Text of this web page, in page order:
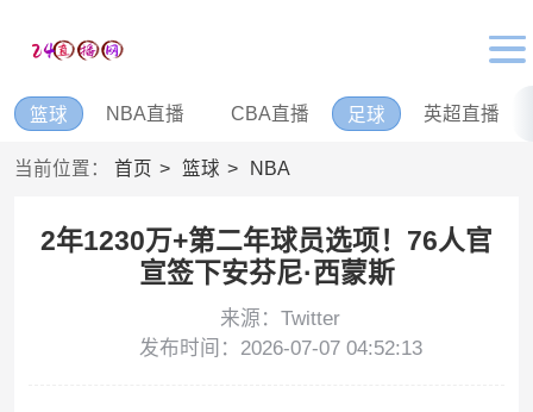
篮球 NBA直播 CBA直播 足球 英超直播
当前位置： 首页 篮球 NBA
2年1230万+第二年球员选项！76人官
宣签下安芬尼·西蒙斯
来源：Twitter
发布时间：2026-07-07 04:52:13